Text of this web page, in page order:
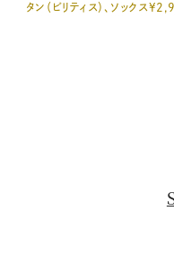
タン（ビリティス）、ソックス